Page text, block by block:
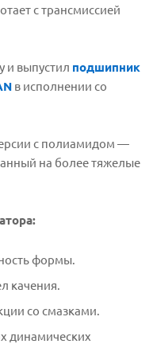
с трансмиссией
и выпустил подшипник
в исполнении со
с полиамидом —
на более тяжелые
формы.
качения.
со смазками.
динамических